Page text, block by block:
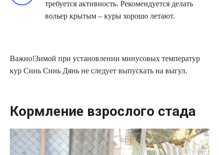
требуется активность. Рекомендуется делать
вольер крытым – куры хорошо летают.
Важно!Зимой при установлении минусовых температур
кур Синь Синь Дянь не следует выпускать на выгул.
Кормление взрослого стада